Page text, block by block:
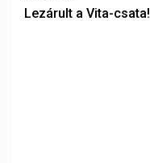
Lezárult a Vita-csata!